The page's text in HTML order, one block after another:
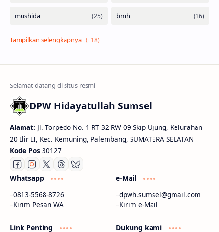
DPW Hidayatullah Sumsel
Alamat: Jl. Torpedo No. 1 RT 32 RW 09 Skip Ujung, Kelurahan
20 Ilir II, Kec. Kemuning, Palembang, SUMATERA SELATAN
Kode Pos 30127
Whatsapp
0813-5568-8726
Kirim Pesan WA
e-Mail
dpwh.sumsel@gmail.com
Kirim e-Mail
Link Penting Dukung kami